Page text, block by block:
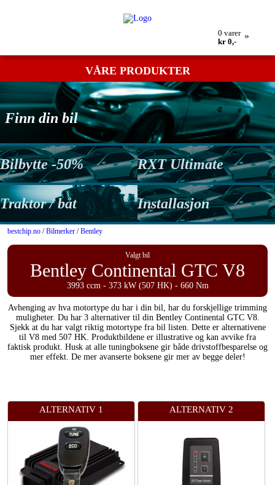
0 varer
kr 0,-
»
VÅRE PRODUKTER
Finn din bil
Bilbytte -50% RXT Ultimate
Traktor / båt Installasjon
bestchip.no /Bilmerker /Bentley
Valgt bil
Bentley Continental GTC V8
3993 ccm - 373 kW (507 HK) - 660 Nm
Avhenging av hva motortype du har i din bil, har du forskjellige trimming
muligheter. Du har 3 alternativer til din Bentley Continental GTC V8.
Sjekk at du har valgt riktig motortype fra bil listen. Dette er alternativene
til V8 med 507 HK. Produktbildene er illustrative og kan avvike fra
faktisk produkt. Husk at alle tuningboksene gir både drivstoffbesparelse og
mer effekt. De mer avanserte boksene gir mer av begge deler!
ALTERNATIV 1 ALTERNATIV 2